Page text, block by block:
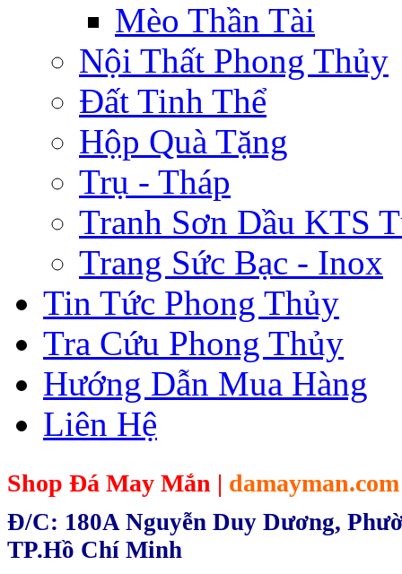
Mèo Thần Tài
Nội Thất Phong Thủy
Đất Tinh Thể
Hộp Quà Tặng
Trụ - Tháp
Tranh Sơn Dầu KTS
Trang Sức Bạc - Inox
Tin Tức Phong Thủy
Tra Cứu Phong Thủy
Hướng Dẫn Mua Hàng
Liên Hệ
Shop Đá May Mắn | damayman.com
Đ/C: 180A Nguyễn Duy Dương,
TP.Hồ Chí Minh